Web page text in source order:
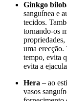
Ginkgo
sanguínea e
tecidos.
tornando-os
uma
tempo, evita
evita a
Hera – ao
vasos